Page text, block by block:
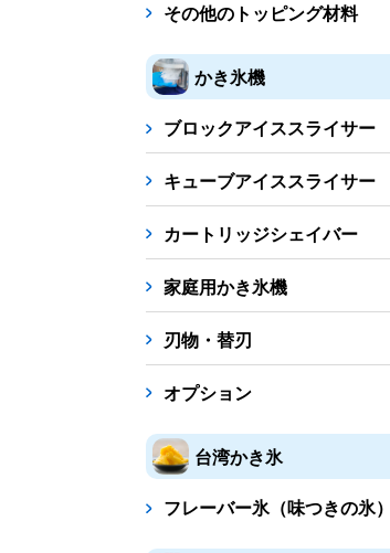
その他のトッピング材料
かき氷機
ブロックアイススライサー
キューブアイススライサー
カートリッジシェイバー
家庭用かき氷機
刃物・替刃
オプション
台湾かき氷
フレーバー氷（味つきの氷）